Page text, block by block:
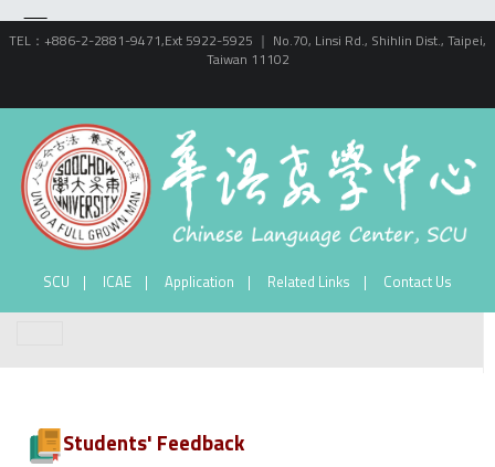
TEL：+886-2-2881-9471,Ext 5922-5925 ｜ No.70, Linsi Rd., Shihlin Dist., Taipei,
Taiwan 11102
SCU ICAE Application Related Links Contact Us
Students' Feedback